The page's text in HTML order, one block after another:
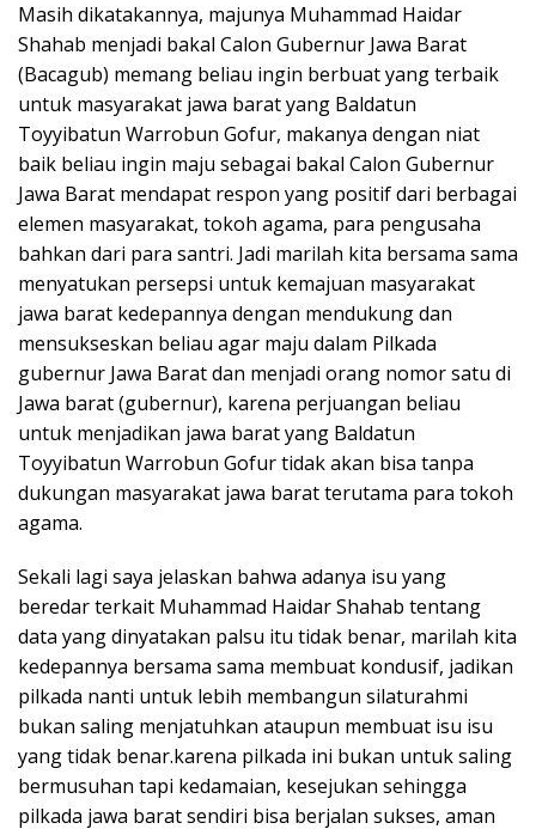
Masih dikatakannya, majunya Muhammad Haidar
Shahab menjadi bakal Calon Gubernur Jawa Barat
(Bacagub) memang beliau ingin berbuat yang terbaik
untuk masyarakat jawa barat yang Baldatun
Toyyibatun Warrobun Gofur, makanya dengan niat
baik beliau ingin maju sebagai bakal Calon Gubernur
Jawa Barat mendapat respon yang positif dari berbagai
elemen masyarakat, tokoh agama, para pengusaha
bahkan dari para santri. Jadi marilah kita bersama sama
menyatukan persepsi untuk kemajuan masyarakat
jawa barat kedepannya dengan mendukung dan
mensukseskan beliau agar maju dalam Pilkada
gubernur Jawa Barat dan menjadi orang nomor satu di
Jawa barat (gubernur), karena perjuangan beliau
untuk menjadikan jawa barat yang Baldatun
Toyyibatun Warrobun Gofur tidak akan bisa tanpa
dukungan masyarakat jawa barat terutama para tokoh
agama.
Sekali lagi saya jelaskan bahwa adanya isu yang
beredar terkait Muhammad Haidar Shahab tentang
data yang dinyatakan palsu itu tidak benar, marilah kita
kedepannya bersama sama membuat kondusif, jadikan
pilkada nanti untuk lebih membangun silaturahmi
bukan saling menjatuhkan ataupun membuat isu isu
yang tidak benar.karena pilkada ini bukan untuk saling
bermusuhan tapi kedamaian, kesejukan sehingga
pilkada jawa barat sendiri bisa berjalan sukses, aman